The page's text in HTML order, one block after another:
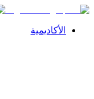
الأكاديمية